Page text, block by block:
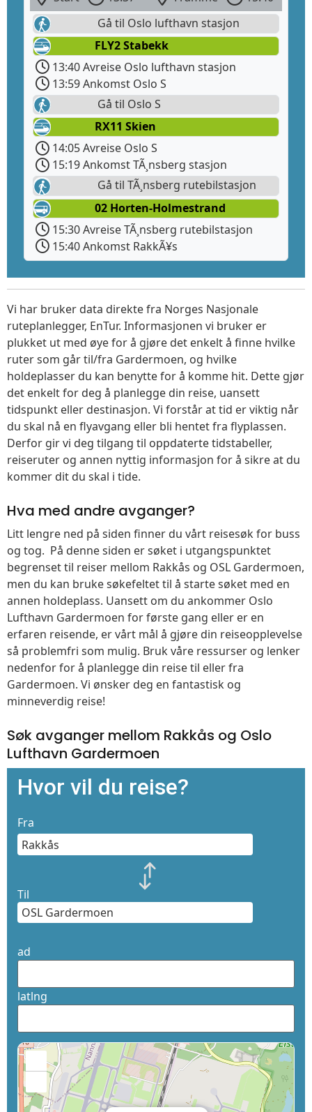
Gå til Oslo lufthavn stasjon
FLY2 Stabekk
13:40 Avreise Oslo lufthavn stasjon
13:59 Ankomst Oslo S
Gå til Oslo S
RX11 Skien
14:05 Avreise Oslo S
15:19 Ankomst TÃ¸nsberg stasjon
Gå til TÃ¸nsberg rutebilstasjon
02 Horten-Holmestrand
15:30 Avreise TÃ¸nsberg rutebilstasjon
15:40 Ankomst RakkÃ¥s
Vi har bruker data direkte fra Norges Nasjonale
ruteplanlegger, EnTur. Informasjonen vi bruker er
plukket ut med øye for å gjøre det enkelt å finne hvilke
ruter som går til/fra Gardermoen, og hvilke
holdeplasser du kan benytte for å komme hit. Dette gjør
det enkelt for deg å planlegge din reise, uansett
tidspunkt eller destinasjon. Vi forstår at tid er viktig når
du skal nå en flyavgang eller bli hentet fra flyplassen.
Derfor gir vi deg tilgang til oppdaterte tidstabeller,
reiseruter og annen nyttig informasjon for å sikre at du
kommer dit du skal i tide.
Hva med andre avganger?
Litt lengre ned på siden finner du vårt reisesøk for buss
og tog. På denne siden er søket i utgangspunktet
begrenset til reiser mellom Rakkås og OSL Gardermoen,
men du kan bruke søkefeltet til å starte søket med en
annen holdeplass. Uansett om du ankommer Oslo
Lufthavn Gardermoen for første gang eller er en
erfaren reisende, er vårt mål å gjøre din reiseopplevelse
så problemfri som mulig. Bruk våre ressurser og lenker
nedenfor for å planlegge din reise til eller fra
Gardermoen. Vi ønsker deg en fantastisk og
minneverdig reise!
Søk avganger mellom Rakkås og Oslo
Lufthavn Gardermoen
Hvor vil du reise?
Fra
Til
ad
latlng